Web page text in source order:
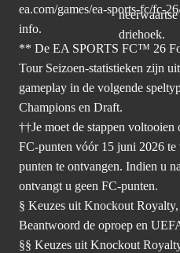
ea.com/games/ea-sports-fc/fc-
info.
** De EA SPORTS FC™ 26
Tour Seizoen-statistieken zijn
gameplay in de volgende
Champions en Draft.
††Je moet de stappen voltooien
FC-punten vóór 15 juni 2026
punten te ontvangen. Indien u
ontvangt u geen FC-punten.
§ Keuzes uit Knockout
Beantwoord de oproep en
§§ Keuzes uit Knockout